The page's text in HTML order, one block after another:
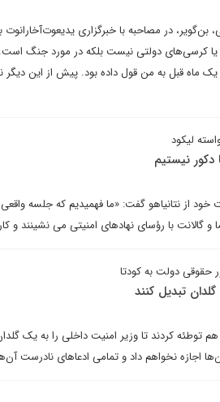
بن‌گویر، در مصاحبه با خبرگزاری
یا کرسی‌های دولتی نیست بلکه در مورد جنگ
یک ماه قبل به من قول داده بود. پیش از این
لیکود
دکور نیستیم
خود از نتانیاهو گفت: «ما فهمیدیم که جلسه
و گالانت با رؤسای نهادهای امنیتی می نشینند و
حقوقی دولت به کودتا
تبدیل کنند
توطئه کردند تا وزیر امنیت داخلی را به یک
اجازه نخواهم داد و تمامی ادعاهای نادرست